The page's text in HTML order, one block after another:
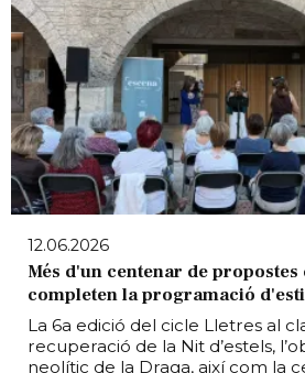
12.06.2026
Més d'un centenar de
completen la programació
La 6a edició del cicle Lletres al
recuperació de la Nit d’estels,
neolític de la Draga, així com la